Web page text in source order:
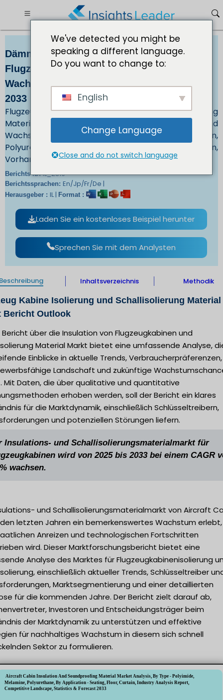
Dämm- und Schallschutzmaterial für
Flugzeugkabinen Die Zukunft der Zukunft
Wachstum mit einer CAGR von 4,6 % bis
2033
Flugzeug Kabinenisolierung und Schallisolierung
Material Markt Größe, Trends und
Wachstumschancen Nach Typ - Polyimid, Melamin,
Polyurethan und nach Anwendung - Sitzen, Boden,
Vorhang
Berichts-ID:IL_2819
Berichtssprachen: En/Jp/Fr/De |
Herausgeber : IL | Format :
Laden Sie ein kostenloses Beispiel herunter
Sprechen Sie mit dem Analysten
Inhaltsverzeichnis Methodik
Kabine Isolierung und Schallisolierung Material
Bericht Outlook
Bericht über die Insulation von Flugzeugkabinen und
Material Markt bietet eine umfassende Analyse,
Einblicke in aktuelle Trends, Verbraucherpräferenzen,
Landschaft und zukünftige
Mit Daten, die über qualitative und quantitative
erhoben werden, soll der Bericht ein klares
für die Marktdynamik, einschließlich Schlüsseltreibern,
und potenziellen Störungen liefern.
Insulations- und Schallisolierungsmaterialmarkt für
wird von 2025 bis 2033 bei einem CAGR
wachsen.
und Schallisolierungsmaterialmarkt von Aircraft
letzten Jahren ein bemerkenswertes Wachstum
Anreizen und technologischen Fortschritten
wird. Dieser Marktforschungsbericht bietet eine
Analyse des Marktes für Flugzeugkabinenisolierung
einschließlich aktueller Trends, Schlüsseltreiber
Marktsegmentierung und einer detaillierten
für die kommenden Jahre. Der Bericht zielt darauf ab,
Investoren und Entscheidungsträger beim
der Marktdynamik zu unterstützen und effektive
für nachhaltiges Wachstum in diesem sich schnell
Sektor zu formulieren.
We've detected you might be
speaking a different language.
Do you want to change to:
English
Change Language
Close and do not switch language